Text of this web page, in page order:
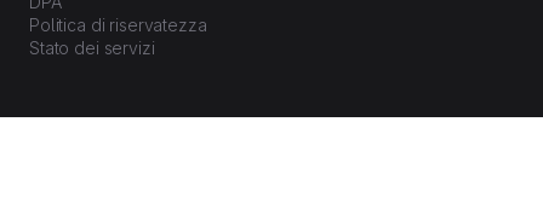
Politica di riservatezza
Stato dei servizi